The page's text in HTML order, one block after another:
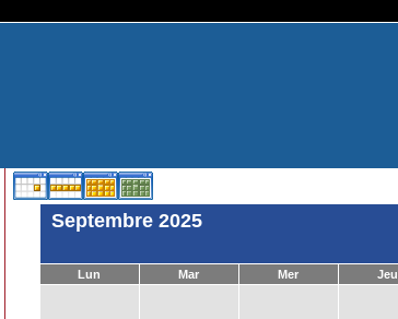
Septembre 2025
Lun Mar Mer Jeu